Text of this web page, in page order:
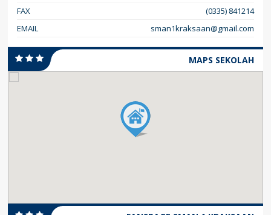
FAX
(0335) 841214
EMAIL
sman1kraksaan@gmail.com
MAPS SEKOLAH